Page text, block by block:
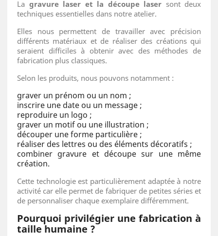
La gravure laser et la découpe laser sont deux
techniques essentielles dans notre atelier.
Elles nous permettent de travailler avec précision
différents matériaux et de réaliser des créations qui
seraient difficiles à obtenir avec des méthodes de
fabrication plus classiques.
Selon les produits, nous pouvons notamment :
graver un prénom ou un nom ;
inscrire une date ou un message ;
reproduire un logo ;
graver un motif ou une illustration ;
découper une forme particulière ;
réaliser des lettres ou des éléments décoratifs ;
combiner gravure et découpe sur une même
création.
Cette technologie est particulièrement adaptée à notre
activité car elle permet de fabriquer de petites séries et
de personnaliser chaque exemplaire différemment.
Pourquoi privilégier une fabrication à
taille humaine ?